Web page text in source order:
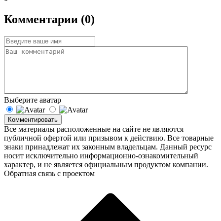
Комментарии (0)
Выберите аватар
Комментировать
Все материалы расположенные на сайте не являются
публичной офертой или призывом к действию. Все товарные
знаки принадлежат их законным владельцам. Данный ресурс
носит исключительно информационно-ознакомительный
характер, и не является официальным продуктом компании.
Обратная связь с проектом